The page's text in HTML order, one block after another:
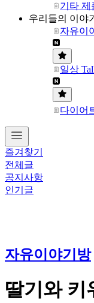
기타 제
우리들의 이야기
자유이
일상
다이어
즐겨찾기
전체글
공지사항
인기글
자유이야기방
딸기와 키